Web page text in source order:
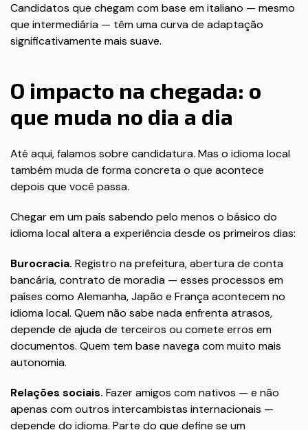
Candidatos que chegam com base em italiano — mesmo
que intermediária — têm uma curva de adaptação
significativamente mais suave.
O impacto na chegada: o
que muda no dia a dia
Até aqui, falamos sobre candidatura. Mas o idioma local
também muda de forma concreta o que acontece
depois que você passa.
Chegar em um país sabendo pelo menos o básico do
idioma local altera a experiência desde os primeiros dias:
Burocracia. Registro na prefeitura, abertura de conta
bancária, contrato de moradia — esses processos em
países como Alemanha, Japão e França acontecem no
idioma local. Quem não sabe nada enfrenta atrasos,
depende de ajuda de terceiros ou comete erros em
documentos. Quem tem base navega com muito mais
autonomia.
Relações sociais. Fazer amigos com nativos — e não
apenas com outros intercambistas internacionais —
depende do idioma. Parte do que define se um